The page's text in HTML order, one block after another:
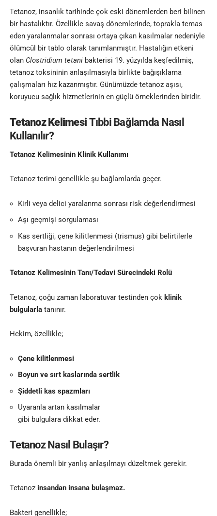
Tetanoz, insanlık tarihinde çok eski dönemlerden beri bilinen
bir hastalıktır. Özellikle savaş dönemlerinde, toprakla temas
eden yaralanmalar sonrası ortaya çıkan kasılmalar nedeniyle
ölümcül bir tablo olarak tanımlanmıştır. Hastalığın etkeni
olan Clostridium tetani bakterisi 19. yüzyılda keşfedilmiş,
tetanoz toksininin anlaşılmasıyla birlikte bağışıklama
çalışmaları hız kazanmıştır. Günümüzde tetanoz aşısı,
koruyucu sağlık hizmetlerinin en güçlü örneklerinden biridir.
Tetanoz Kelimesi Tıbbi Bağlamda Nasıl
Kullanılır?
Tetanoz Kelimesinin Klinik Kullanımı
Tetanoz terimi genellikle şu bağlamlarda geçer.
Kirli veya delici yaralanma sonrası risk değerlendirmesi
Aşı geçmişi sorgulaması
Kas sertliği, çene kilitlenmesi (trismus) gibi belirtilerle
başvuran hastanın değerlendirilmesi
Tetanoz Kelimesinin Tanı/Tedavi Sürecindeki Rolü
Tetanoz, çoğu zaman laboratuvar testinden çok klinik
bulgularla tanınır.
Hekim, özellikle;
Çene kilitlenmesi
Boyun ve sırt kaslarında sertlik
Şiddetli kas spazmları
Uyaranla artan kasılmalar
gibi bulgulara dikkat eder.
Tetanoz Nasıl Bulaşır?
Burada önemli bir yanlış anlaşılmayı düzeltmek gerekir.
Tetanoz insandan insana bulaşmaz.
Bakteri genellikle;